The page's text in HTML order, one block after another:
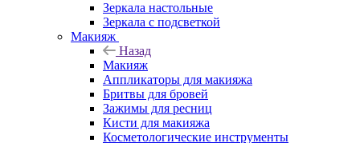
Зеркала настольные
Зеркала с подсветкой
Макияж
Назад
Макияж
Аппликаторы для макияжа
Бритвы для бровей
Зажимы для ресниц
Кисти для макияжа
Косметологические инструменты